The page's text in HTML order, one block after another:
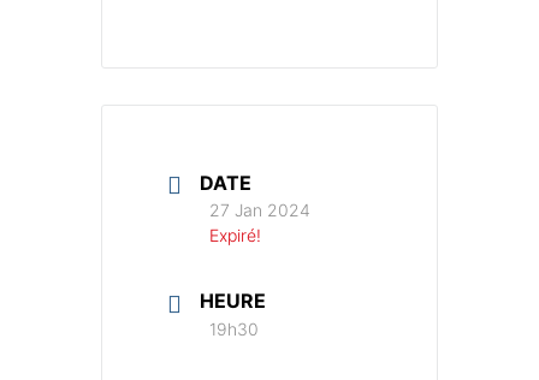
DATE
27 Jan 2024
Expiré!
HEURE
19h30